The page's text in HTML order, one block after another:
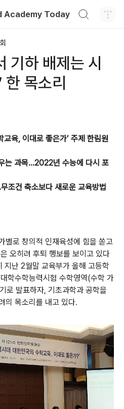
Academy Today
기하 배제는 시
목소리
교육, 이대로 좋은가’ 주제 한림원
는 과목…2022년 수능에 다시 포
조건 축소보다 새로운 교육방법
별로 창의적 인재육성에 힘을 쏟고
오히려 후퇴 행보를 보이고 있다
지난 2월말 교육부가 올해 고등학
학수학능력시험 수학영역(수학 가
로 발표하자, 기초과학과 공학을
의 목소리를 내고 있다.